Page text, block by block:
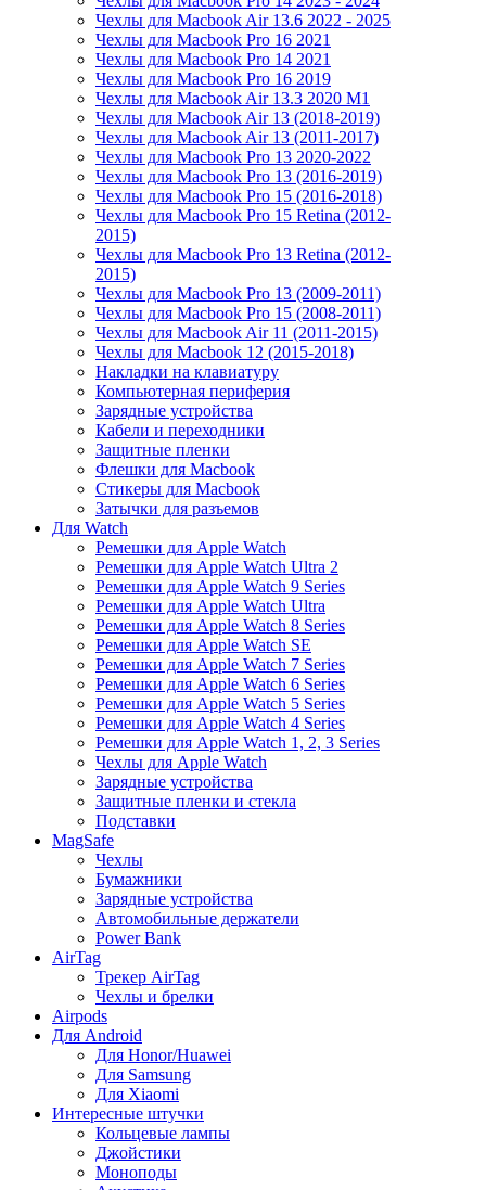
Чехлы для Macbook Air 13.6 2022 - 2025
Чехлы для Macbook Pro 16 2021
Чехлы для Macbook Pro 14 2021
Чехлы для Macbook Pro 16 2019
Чехлы для Macbook Air 13.3 2020 M1
Чехлы для Macbook Air 13 (2018-2019)
Чехлы для Macbook Air 13 (2011-2017)
Чехлы для Macbook Pro 13 2020-2022
Чехлы для Macbook Pro 13 (2016-2019)
Чехлы для Macbook Pro 15 (2016-2018)
Чехлы для Macbook Pro 15 Retina (2012-
2015)
Чехлы для Macbook Pro 13 Retina (2012-
2015)
Чехлы для Macbook Pro 13 (2009-2011)
Чехлы для Macbook Pro 15 (2008-2011)
Чехлы для Macbook Air 11 (2011-2015)
Чехлы для Macbook 12 (2015-2018)
Накладки на клавиатуру
Компьютерная периферия
Зарядные устройства
Кабели и переходники
Защитные пленки
Флешки для Macbook
Стикеры для Macbook
Затычки для разъемов
Для Watch
Ремешки для Apple Watch
Ремешки для Apple Watch Ultra 2
Ремешки для Apple Watch 9 Series
Ремешки для Apple Watch Ultra
Ремешки для Apple Watch 8 Series
Ремешки для Apple Watch SE
Ремешки для Apple Watch 7 Series
Ремешки для Apple Watch 6 Series
Ремешки для Apple Watch 5 Series
Ремешки для Apple Watch 4 Series
Ремешки для Apple Watch 1, 2, 3 Series
Чехлы для Apple Watch
Зарядные устройства
Защитные пленки и стекла
Подставки
MagSafe
Чехлы
Бумажники
Зарядные устройства
Автомобильные держатели
Power Bank
AirTag
Трекер AirTag
Чехлы и брелки
Airpods
Для Android
Для Honor/Huawei
Для Samsung
Для Xiaomi
Интересные штучки
Кольцевые лампы
Джойстики
Моноподы